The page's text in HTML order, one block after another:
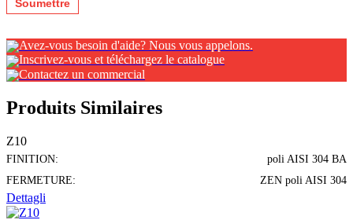
Avez-vous besoin d'aide? Nous vous appelons.
Inscrivez-vous et téléchargez le catalogue
Contactez un commercial
Produits Similaires
Z10
FINITION:
poli AISI 304 BA
FERMETURE:
ZEN poli AISI 304
Dettagli